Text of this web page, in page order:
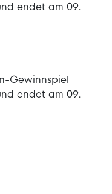
endet am 09.
Gewinnspiel
endet am 09.